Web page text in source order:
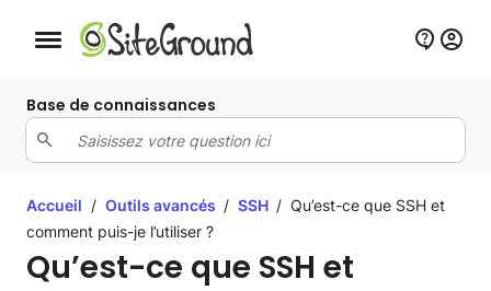
Bouton de navigation mobile
Base de connaissances
Accueil / Outils avancés / SSH / Qu’est-ce que SSH et
comment puis-je l’utiliser ?
Qu’est-ce que SSH et